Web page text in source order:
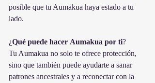
posible que tu Aumakua haya estado a tu
lado.
¿Qué puede hacer Aumakua por ti?
Tu Aumakua no solo te ofrece protección,
sino que también puede ayudarte a sanar
patrones ancestrales y a reconectar con la